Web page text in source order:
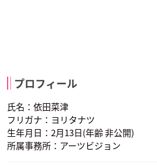
プロフィール
氏名：依田菜津
フリガナ：ヨリタナツ
生年月日：2月13日(年齢 非公開)
所属事務所：アーツビジョン